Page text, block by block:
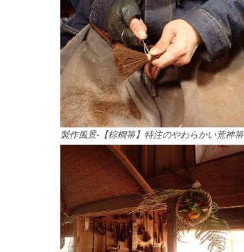
製作風景-【棕櫚箒】特注のやわらかい荒神箒